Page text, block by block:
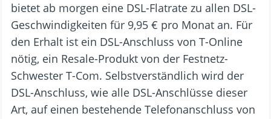
bietet ab morgen eine DSL-Flatrate zu allen DSL-
Geschwindigkeiten für 9,95 € pro Monat an. Für
den Erhalt ist ein DSL-Anschluss von T-Online
nötig, ein Resale-Produkt von der Festnetz-
Schwester T-Com. Selbstverständlich wird der
DSL-Anschluss, wie alle DSL-Anschlüsse dieser
Art, auf einen bestehende Telefonanschluss von